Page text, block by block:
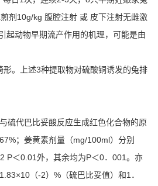
剂10g/kg 腹腔注射 或 皮下注射无雌激
起动物早期流产作用的机理，可能是由
。上述3种提取物对硫酸铜诱发的兔排
硫代巴比妥酸反应生成红色化合物的原
；姜黄素剂量（mg/100ml）分别
P＜0.01外，其余均为P＜0．001。亦
（-2）%（硫巴比妥值）和1．